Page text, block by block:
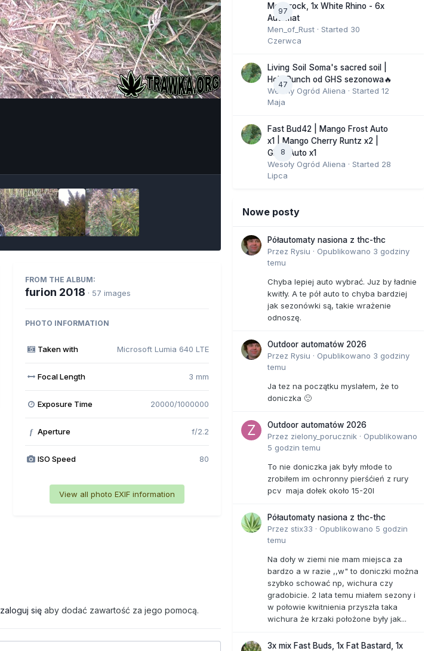
FROM THE ALBUM:
furion 2018 · 57 images
PHOTO INFORMATION
Taken with Microsoft Lumia 640 LTE
Focal Length 3 mm
Exposure Time 20000/1000000
f Aperture f/2.2
ISO Speed 80
View all photo EXIF information
zaloguj się aby dodać zawartość za jego pomocą.
97
Moonrock, 1x White Rhino - 6x
Automat
Men_of_Rust · Started 30
Czerwca
47
Living Soil Soma's sacred soil |
Holy Punch od GHS sezonowa🔥
Wesoły Ogród Aliena · Started 12
Maja
8
Fast Bud42 | Mango Frost Auto
x1 | Mango Cherry Runtz x2 |
GMO Auto x1
Wesoły Ogród Aliena · Started 28
Lipca
Nowe posty
Półautomaty nasiona z thc-thc
Przez Rysiu · Opublikowano 3 godziny
temu
Chyba lepiej auto wybrać. Juz by ładnie
kwitły. A te pół auto to chyba bardziej
jak sezonówki są, takie wrażenie
odnoszę.
Outdoor automatów 2026
Przez Rysiu · Opublikowano 3 godziny
temu
Ja tez na początku myslałem, że to
doniczka 🙂
Outdoor automatów 2026
Przez zielony_porucznik · Opublikowano
5 godzin temu
To nie doniczka jak były młode to
zrobiłem im ochronny pierśćień z rury
pcv maja dołek około 15-20l
Półautomaty nasiona z thc-thc
Przez stix33 · Opublikowano 5 godzin
temu
Na doły w ziemi nie mam miejsca za
bardzo a w razie ,,w" to doniczki można
szybko schować np, wichura czy
gradobicie. 2 lata temu miałem sezony i
w połowie kwitnienia przyszła taka
wichura że krzaki położone były jak...
3x mix Fast Buds, 1x Fat Bastard, 1x